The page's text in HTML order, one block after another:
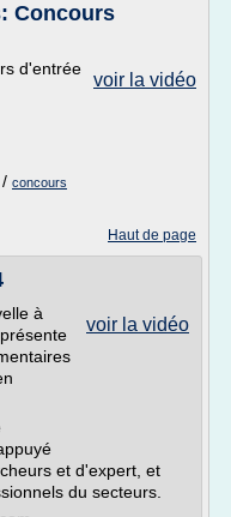
Concours
voir la vidéo
d'entrée
concours
Haut de page
voir la vidéo
à
et d'expert, et
du secteurs.